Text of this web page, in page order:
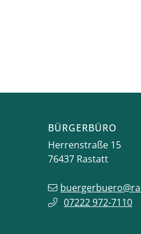
BÜRGERBÜRO
Herrenstraße 15
76437 Rastatt
07222 972-7110